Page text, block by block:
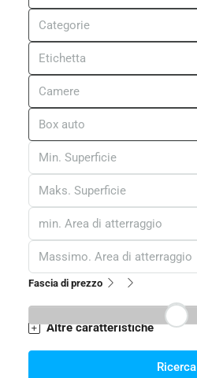
Categorie
Etichetta
Camere
Box auto
Fascia di prezzo
Altre caratteristiche
Ricerca